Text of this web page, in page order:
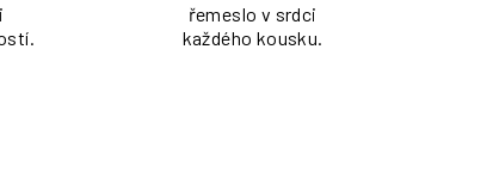
řemeslo v srdci
každého kousku.